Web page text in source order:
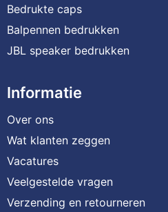
Bedrukte caps
Balpennen bedrukken
JBL speaker bedrukken
Informatie
Over ons
Wat klanten zeggen
Vacatures
Veelgestelde vragen
Verzending en retourneren